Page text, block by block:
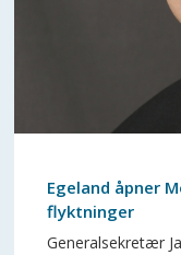
Egeland åpner
flyktninger
Generalsekretær